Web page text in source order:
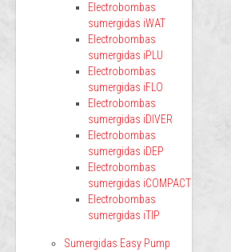
Electrobombas
sumergidas iWAT
Electrobombas
sumergidas iPLU
Electrobombas
sumergidas iFLO
Electrobombas
sumergidas iDIVER
Electrobombas
sumergidas iDEP
Electrobombas
sumergidas iCOMPACT
Electrobombas
sumergidas iTIP
Sumergidas Easy Pump